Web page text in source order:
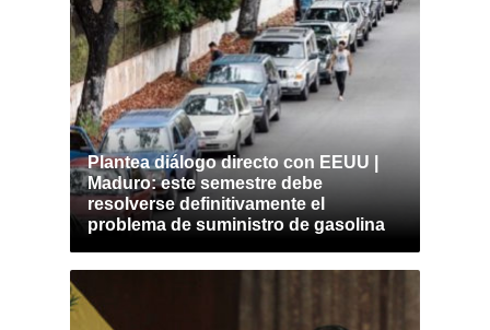
Plantea diálogo directo con EEUU |
Maduro: este semestre debe
resolverse definitivamente el
problema de suministro de gasolina